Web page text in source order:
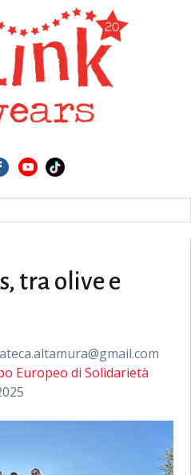
tra olive e
Europeo di Solidarietà